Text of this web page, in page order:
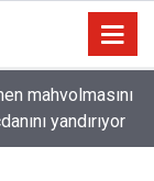
yukarıda tut